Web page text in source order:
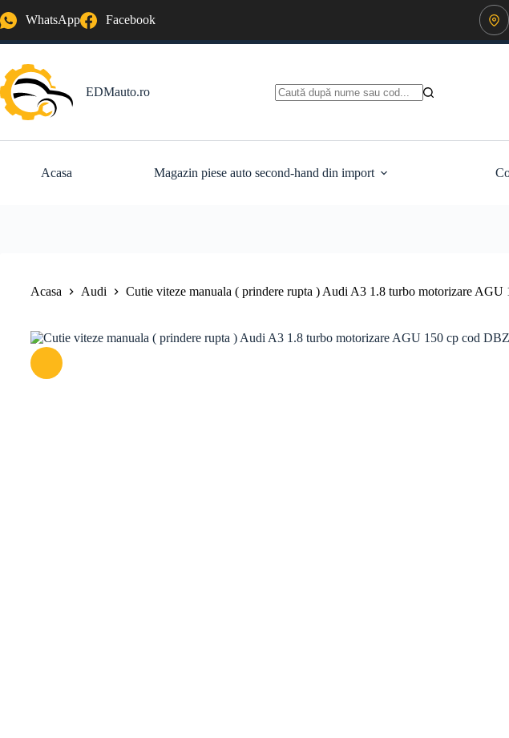
la
WhatsApp Facebook
EDMauto.ro
Acasa Magazin piese auto second-hand din import
Acasa Audi Cutie viteze manuala ( prindere rupta ) Audi A3 1.8 turbo motorizare AGU